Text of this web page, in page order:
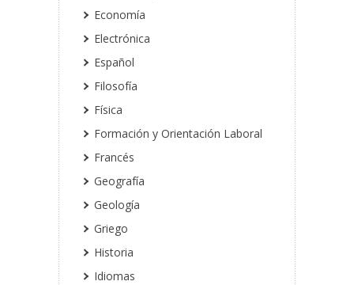
Economía
Electrónica
Español
Filosofía
Física
Formación y Orientación Laboral
Francés
Geografía
Geología
Griego
Historia
Idiomas